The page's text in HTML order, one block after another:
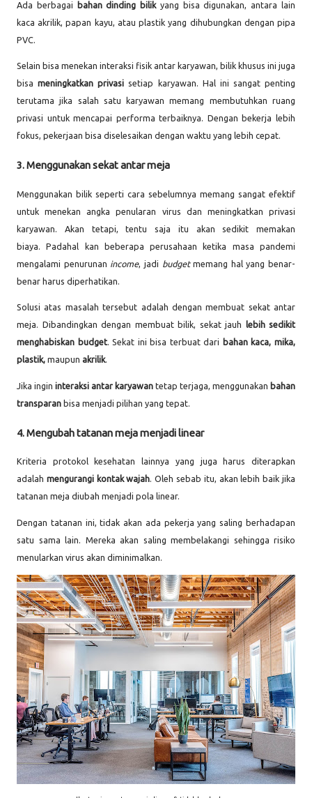
Ada berbagai bahan dinding bilikyang bisa digunakan, antara lain
kaca akrilik, papan kayu, atau plastik yang dihubungkan dengan pipa
PVC.
Selain bisa menekan interaksi fisik antar karyawan, bilik khusus ini juga
bisameningkatkan privasi setiap karyawan. Hal ini sangat penting
terutama jika salah satu karyawan memang membutuhkan ruang
privasi untuk mencapai performa terbaiknya. Dengan bekerja lebih
fokus, pekerjaan bisa diselesaikan dengan waktu yang lebih cepat.
3. Menggunakan sekat antar meja
Menggunakan bilik seperti cara sebelumnya memang sangat efektif
untuk menekan angka penularan virus dan meningkatkan privasi
karyawan. Akan tetapi, tentu saja itu akan sedikit memakan
biaya.Padahal kan beberapa perusahaan ketika masa pandemi
mengalami penurunan income, jadi budgetmemang hal yang benar-
benar harus diperhatikan.
Solusi atas masalah tersebut adalah dengan membuat sekat antar
meja. Dibandingkan dengan membuat bilik, sekat jauh
lebih sedikit
menghabiskan budget. Sekat ini bisa terbuat dari bahan kaca, mika,
plastik, maupun akrilik.
Jika ingin interaksi antar karyawan tetap terjaga, menggunakan bahan
transparan bisa menjadi pilihan yang tepat.
4. Mengubah tatanan meja menjadi linear
Kriteria protokol kesehatan lainnya yang juga harus diterapkan
adalah mengurangi kontak wajah. Oleh sebab itu, akan lebih baik jika
tatanan meja diubah menjadi pola linear.
Dengan tatanan ini, tidak akan ada pekerja yang saling berhadapan
satu sama lain. Mereka akan saling membelakangi sehingga risiko
menularkan virus akan diminimalkan.